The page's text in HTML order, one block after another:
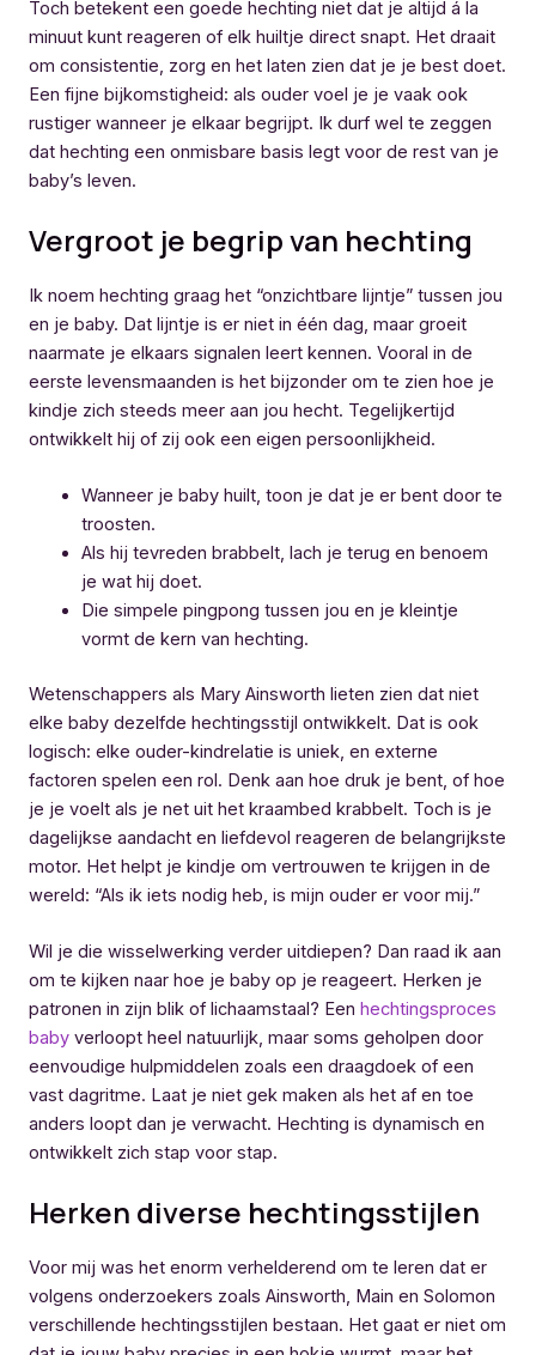
Toch betekent een goede hechting niet dat je altijd á la
minuut kunt reageren of elk huiltje direct snapt. Het draait
om consistentie, zorg en het laten zien dat je je best doet.
Een fijne bijkomstigheid: als ouder voel je je vaak ook
rustiger wanneer je elkaar begrijpt. Ik durf wel te zeggen
dat hechting een onmisbare basis legt voor de rest van je
baby’s leven.
Vergroot je begrip van hechting
Ik noem hechting graag het “onzichtbare lijntje” tussen jou
en je baby. Dat lijntje is er niet in één dag, maar groeit
naarmate je elkaars signalen leert kennen. Vooral in de
eerste levensmaanden is het bijzonder om te zien hoe je
kindje zich steeds meer aan jou hecht. Tegelijkertijd
ontwikkelt hij of zij ook een eigen persoonlijkheid.
Wanneer je baby huilt, toon je dat je er bent door te
troosten.
Als hij tevreden brabbelt, lach je terug en benoem
je wat hij doet.
Die simpele pingpong tussen jou en je kleintje
vormt de kern van hechting.
Wetenschappers als Mary Ainsworth lieten zien dat niet
elke baby dezelfde hechtingsstijl ontwikkelt. Dat is ook
logisch: elke ouder-kindrelatie is uniek, en externe
factoren spelen een rol. Denk aan hoe druk je bent, of hoe
je je voelt als je net uit het kraambed krabbelt. Toch is je
dagelijkse aandacht en liefdevol reageren de belangrijkste
motor. Het helpt je kindje om vertrouwen te krijgen in de
wereld: “Als ik iets nodig heb, is mijn ouder er voor mij.”
Wil je die wisselwerking verder uitdiepen? Dan raad ik aan
om te kijken naar hoe je baby op je reageert. Herken je
patronen in zijn blik of lichaamstaal? Een hechtingsproces
baby verloopt heel natuurlijk, maar soms geholpen door
eenvoudige hulpmiddelen zoals een draagdoek of een
vast dagritme. Laat je niet gek maken als het af en toe
anders loopt dan je verwacht. Hechting is dynamisch en
ontwikkelt zich stap voor stap.
Herken diverse hechtingsstijlen
Voor mij was het enorm verhelderend om te leren dat er
volgens onderzoekers zoals Ainsworth, Main en Solomon
verschillende hechtingsstijlen bestaan. Het gaat er niet om